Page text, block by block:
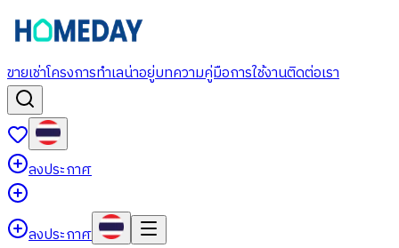
ขายเช่าโครงการทำเลน่าอยู่บทความคู่มือการใช้งานติดต่อเรา
ลงประกาศ
ลงประกาศ